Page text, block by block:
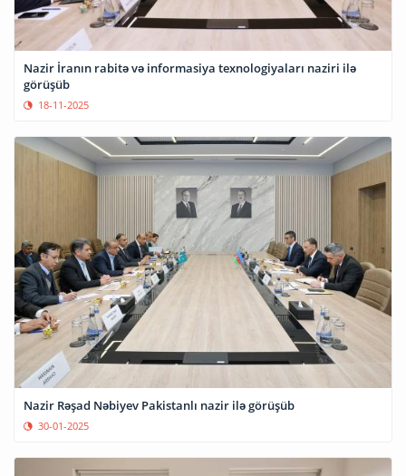
Nazir İranın rabitə və informasiya texnologiyaları naziri ilə
görüşüb
18-11-2025
Nazir Rəşad Nəbiyev Pakistanlı nazir ilə görüşüb
30-01-2025